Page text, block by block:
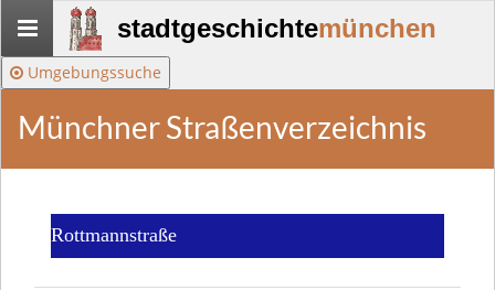
Stadtgeschichte-
München
stadtgeschichtemünchen
Umgebungssuche
Münchner Straßenverzeichnis
Rottmannstraße